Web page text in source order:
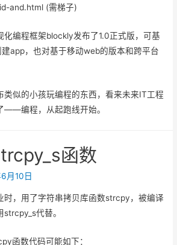
and.html (需梯子)
化编程框架blockly发布了1.0正式版，可基
app，也对基于移动web的版本和跨平台
类似的小孩玩编程的东西，看来未来IT工程
——编程，从起跑线开始。
函数
月10日
时，用了字符串拷贝库函数strcpy，被编译
代替。
函数代码可能如下：